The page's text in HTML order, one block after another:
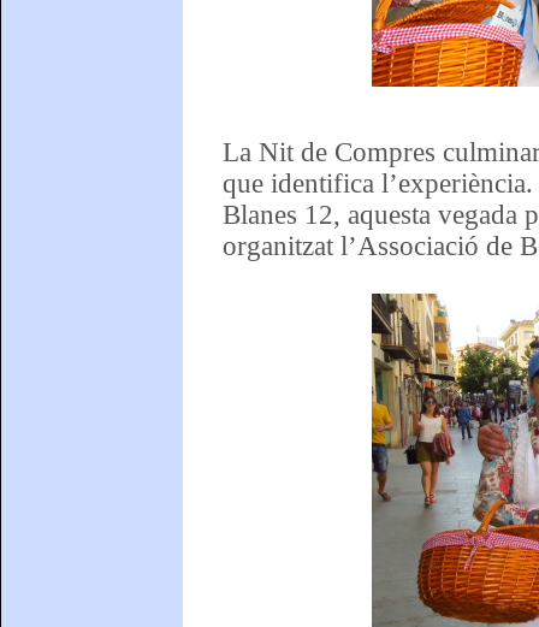
La Nit de Compres
que identifica
Blanes 12, aquesta vegada
organitzat l’Associació de